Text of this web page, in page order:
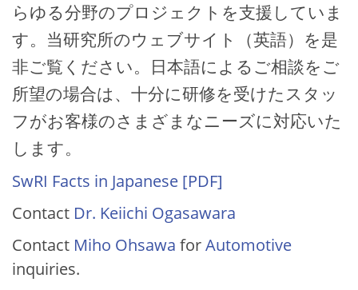
らゆる分野のプロジェクトを支援していま
す。当研究所のウェブサイト（英語）を是
非ご覧ください。日本語によるご相談をご
所望の場合は、十分に研修を受けたスタッ
フがお客様のさまざまなニーズに対応いた
します。
SwRI Facts in Japanese [PDF]
Contact Dr. Keiichi Ogasawara
Contact Miho Ohsawa forAutomotive
inquiries.